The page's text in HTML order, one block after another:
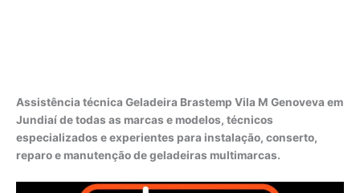
Assistência técnica Geladeira Brastemp Vila M Genoveva em
Jundiaí de todas as marcas e modelos, técnicos
especializados e experientes para instalação, conserto,
reparo e manutenção de geladeiras multimarcas.